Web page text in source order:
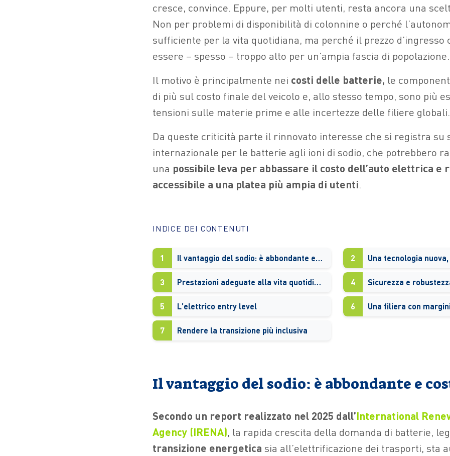
cresce, convince. Eppure, per molti utenti, resta ancora una
Non per problemi di disponibilità di colonnine o perché
sufficiente per la vita quotidiana, ma perché il prezzo d’ingresso
essere – spesso – troppo alto per un’ampia fascia di popolazione.
Il motivo è principalmente nei costi delle batterie, le
di più sul costo finale del veicolo e, allo stesso tempo, sono più
tensioni sulle materie prime e alle incertezze delle filiere globali.
Da queste criticità parte il rinnovato interesse che si registra su
internazionale per le batterie agli ioni di sodio, che potrebbero
una possibile leva per abbassare il costo dell’auto elettrica e
accessibile a una platea più ampia di utenti.
INDICE DEI CONTENUTI
1 Il vantaggio del sodio: è abbondante e costa meno 2
3 Prestazioni adeguate alla vita quotidiana 4
5 L’elettrico entry level 6 Una filiera con
7 Rendere la transizione più inclusiva
Il vantaggio del sodio: è abbondante e
Secondo un report realizzato nel 2025 dall’International
Agency (IRENA), la rapida crescita della domanda di batterie,
transizione energetica sia all’elettrificazione dei trasporti, sta